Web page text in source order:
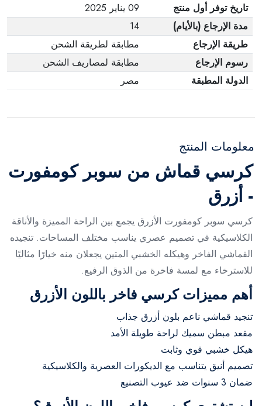
تاريخ توفر أول منتج
09 يناير 2025
مدة الإرجاع (بالأيام)
14
طريقة الإرجاع
مطابقة لطريقة الشحن
رسوم الإرجاع
مطابقة لمصاريف الشحن
الدولة المطبقة
مصر
معلومات المنتج
كرسي قماش من سوبر كومفورت
- أزرق
كرسي سوبر كومفورت الأزرق يجمع بين الراحة المميزة والأناقة
الكلاسيكية في تصميم عصري يناسب مختلف المساحات. تنجيده
القماشي الفاخر وهيكله الخشبي المتين يجعلان منه خيارًا مثاليًا
للاسترخاء مع لمسة فاخرة من الذوق الرفيع.
أهم مميزات كرسي فاخر باللون الأزرق
تنجيد قماشي ناعم بلون أزرق جذاب
مقعد مبطن سميك لراحة طويلة الأمد
هيكل خشبي قوي وثابت
تصميم أنيق يتناسب مع الديكورات العصرية والكلاسيكية
ضمان 3 سنوات ضد عيوب التصنيع